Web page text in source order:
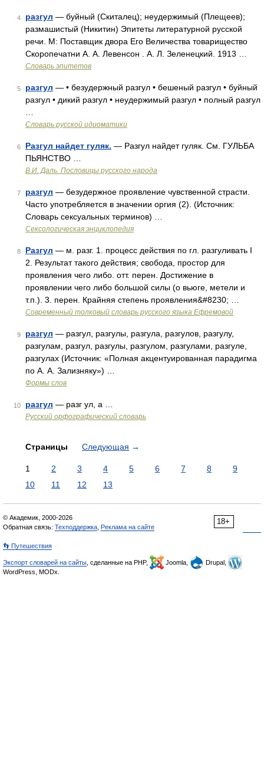
4 разгул — буйный (Скиталец); неудержимый (Плещеев);
размашистый (Никитин) Эпитеты литературной русской
речи. М: Поставщик двора Его Величества товарищество
Скоропечатни А. А. Левенсон . А. Л. Зеленецкий. 1913 …
Словарь эпитетов
5 разгул — • безудержный разгул • бешеный разгул • буйный
разгул • дикий разгул • неудержимый разгул • полный разгул
Словарь русской идиоматики
6 Разгул найдет гуляк. — Разгул найдет гуляк. См. ГУЛЬБА
ПЬЯНСТВО …
В.И. Даль. Пословицы русского народа
7 разгул — безудержное проявление чувственной страсти.
Часто употребляется в значении оргия (2). (Источник:
Словарь сексуальных терминов) …
Сексологическая энциклопедия
8 Разгул — м. разг. 1. процесс действия по гл. разгуливать I
2. Результат такого действия; свобода, простор для
проявления чего либо. отт. перен. Достижение в
проявлении чего либо большой силы (о вьюге, метели и
т.п.). 3. перен. Крайняя степень проявления&#8230; …
Современный толковый словарь русского языка Ефремовой
9 разгул — разгул, разгулы, разгула, разгулов, разгулу,
разгулам, разгул, разгулы, разгулом, разгулами, разгуле,
разгулах (Источник: «Полная акцентуированная парадигма
по А. А. Зализняку») …
Формы слов
10 разгул — разг ул, а …
Русский орфографический словарь
Страницы Следующая →
1 2 3 4 5 6 7 8
9
10
11 12 13
18+
© Академик, 2000-2026
Обратная связь: Техподдержка Реклама на сайте
👣 Путешествия
Экспорт словарей на сайты , сделанные на PHP, Joomla,
Drupal,
WordPress, MODx.